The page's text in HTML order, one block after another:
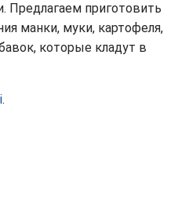
приготовить
манки, муки, картофеля,
которые кладут в
.